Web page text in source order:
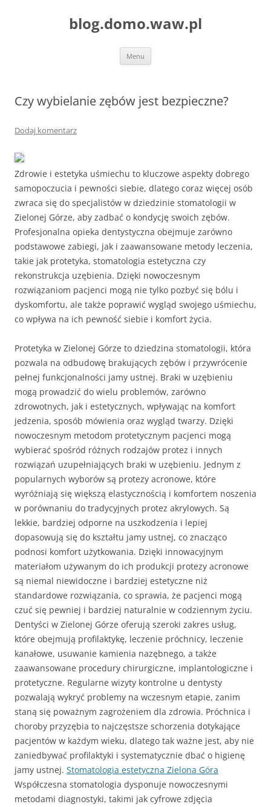
blog.domo.waw.pl
Menu
Czy wybielanie zębów jest bezpieczne?
Dodaj komentarz
Zdrowie i estetyka uśmiechu to kluczowe aspekty dobrego
samopoczucia i pewności siebie, dlatego coraz więcej osób
zwraca się do specjalistów w dziedzinie stomatologii w
Zielonej Górze, aby zadbać o kondycję swoich zębów.
Profesjonalna opieka dentystyczna obejmuje zarówno
podstawowe zabiegi, jak i zaawansowane metody leczenia,
takie jak protetyka, stomatologia estetyczna czy
rekonstrukcja uzębienia. Dzięki nowoczesnym
rozwiązaniom pacjenci mogą nie tylko pozbyć się bólu i
dyskomfortu, ale także poprawić wygląd swojego uśmiechu,
co wpływa na ich pewność siebie i komfort życia.
Protetyka w Zielonej Górze to dziedzina stomatologii, która
pozwala na odbudowę brakujących zębów i przywrócenie
pełnej funkcjonalności jamy ustnej. Braki w uzębieniu
mogą prowadzić do wielu problemów, zarówno
zdrowotnych, jak i estetycznych, wpływając na komfort
jedzenia, sposób mówienia oraz wygląd twarzy. Dzięki
nowoczesnym metodom protetycznym pacjenci mogą
wybierać spośród różnych rodzajów protez i innych
rozwiązań uzupełniających braki w uzębieniu. Jednym z
popularnych wyborów są protezy acronowe, które
wyróżniają się większą elastycznością i komfortem noszenia
w porównaniu do tradycyjnych protez akrylowych. Są
lekkie, bardziej odporne na uszkodzenia i lepiej
dopasowują się do kształtu jamy ustnej, co znacząco
podnosi komfort użytkowania. Dzięki innowacyjnym
materiałom używanym do ich produkcji protezy acronowe
są niemal niewidoczne i bardziej estetyczne niż
standardowe rozwiązania, co sprawia, że pacjenci mogą
czuć się pewniej i bardziej naturalnie w codziennym życiu.
Dentyści w Zielonej Górze oferują szeroki zakres usług,
które obejmują profilaktykę, leczenie próchnicy, leczenie
kanałowe, usuwanie kamienia nazębnego, a także
zaawansowane procedury chirurgiczne, implantologiczne i
protetyczne. Regularne wizyty kontrolne u dentysty
pozwalają wykryć problemy na wczesnym etapie, zanim
staną się poważnym zagrożeniem dla zdrowia. Próchnica i
choroby przyzębia to najczęstsze schorzenia dotykające
pacjentów w każdym wieku, dlatego tak ważne jest, aby nie
zaniedbywać profilaktyki i systematycznie dbać o higienę
jamy ustnej. Stomatologia estetyczna Zielona Góra
Współczesna stomatologia dysponuje nowoczesnymi
metodami diagnostyki, takimi jak cyfrowe zdjęcia